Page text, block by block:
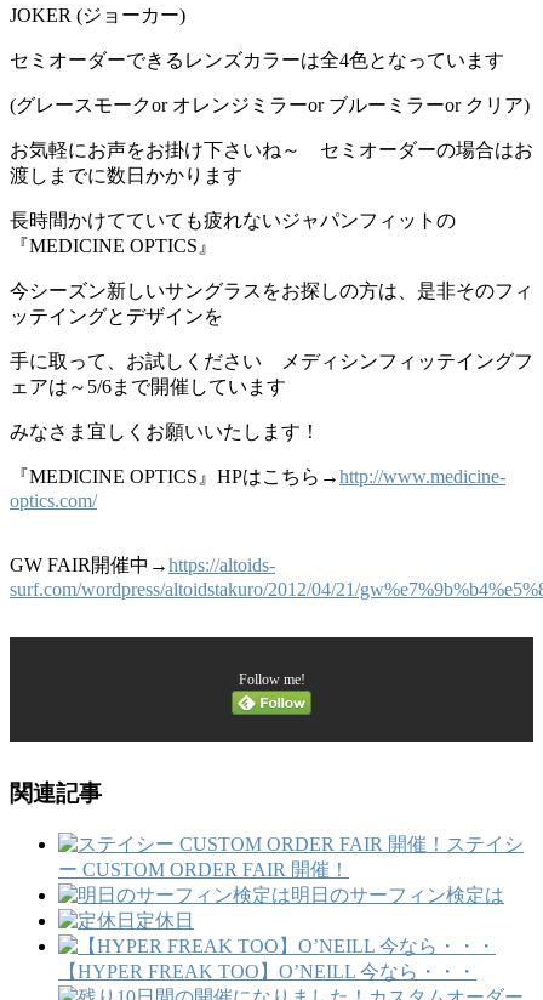
JOKER (ジョーカー)
セミオーダーできるレンズカラーは全4色となっています
(グレースモークor オレンジミラーor ブルーミラーor クリア)
お気軽にお声をお掛け下さいね～ セミオーダーの場合はお
渡しまでに数日かかります
長時間かけてていても疲れないジャパンフィットの
『MEDICINE OPTICS』
今シーズン新しいサングラスをお探しの方は、是非そのフィ
ッテイングとデザインを
手に取って、お試しください メディシンフィッテイングフ
ェアは～5/6まで開催しています
みなさま宜しくお願いいたします！
『MEDICINE OPTICS』HPはこちら→http://www.medicine-
optics.com/
GW FAIR開催中→https://altoids-
surf.com/wordpress/altoidstakuro/2012/04/21/
Follow me!
関連記事
ステイシ
ー CUSTOM ORDER FAIR 開催！
明日のサーフィン検定は
定休日
【HYPER FREAK TOO】O’NEILL 今なら・・・